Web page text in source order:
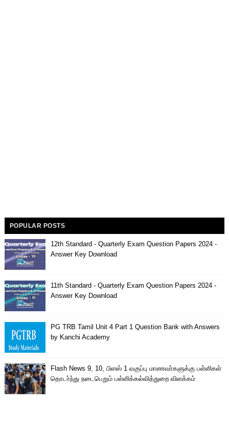
POPULAR POSTS
12th Standard - Quarterly Exam Question Papers 2024 -
Answer Key Download
11th Standard - Quarterly Exam Question Papers 2024 -
Answer Key Download
PG TRB Tamil Unit 4 Part 1 Question Bank with Answers
by Kanchi Academy
Flash News 9, 10, பிளஸ் 1 வகுப்பு மாணவா்களுக்கு பள்ளிகள்
தொடா்ந்து நடைபெறும் பள்ளிக்கல்வித்துறை விளக்கம்